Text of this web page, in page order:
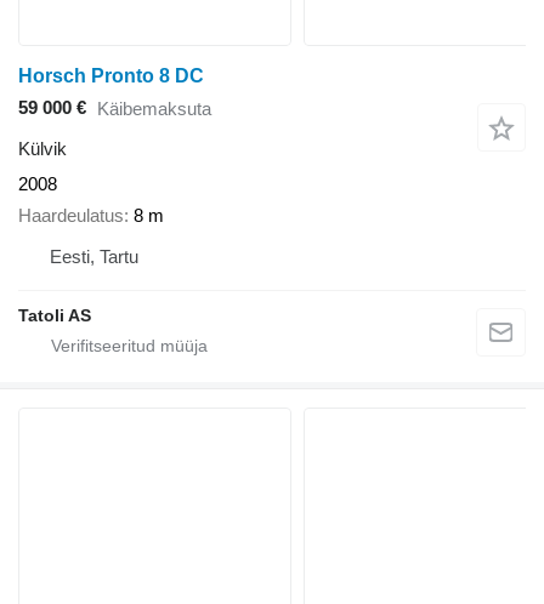
Horsch Pronto 8 DC
59 000 € Käibemaksuta
Külvik
2008
Haardeulatus 8 m
Eesti, Tartu
Tatoli AS